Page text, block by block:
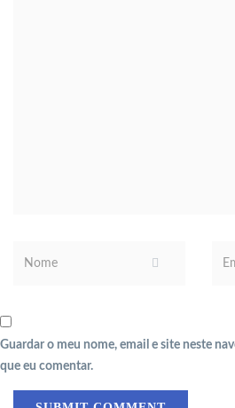
Guardar o meu nome, email e site neste
que eu comentar.